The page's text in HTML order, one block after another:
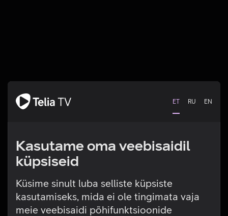
ET RU EN
Kasutame oma veebisaidil
küpsiseid
Küsime sinult luba selliste küpsiste
kasutamiseks, mida ei ole tingimata vaja
meie veebisaidi põhifunktsioonide
Tehniline viga